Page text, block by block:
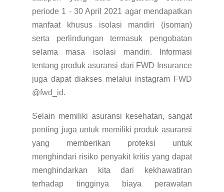
periode 1 - 30 April 2021 agar mendapatkan
manfaat khusus isolasi mandiri (isoman)
serta perlindungan termasuk pengobatan
selama masa isolasi mandiri. Informasi
tentang produk asuransi dari FWD Insurance
juga dapat diakses melalui instagram FWD
@fwd_id.
Selain memiliki asuransi kesehatan, sangat
penting juga untuk memiliki produk asuransi
yang memberikan proteksi untuk
menghindari risiko penyakit kritis yang dapat
menghindarkan kita dari kekhawatiran
terhadap tingginya biaya perawatan